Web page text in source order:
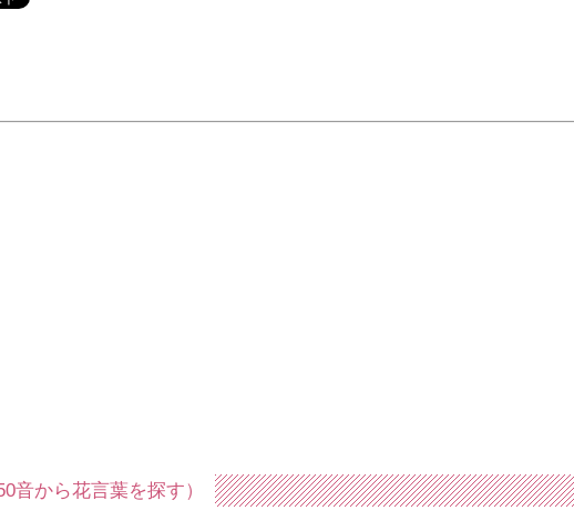
音から花言葉を探す）